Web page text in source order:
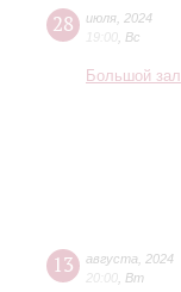
28 июля 2024
19:00 Вс
Большой зал
13 августа
2024
20:00 Вт